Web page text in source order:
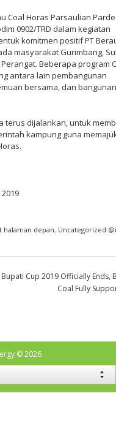
Coal Horas Parsaulian
0902/TRD dalam kegiatan
komitmen positif PT
masyarakat Gurimbang,
Beberapa program
antara lain pembangunan
bersama, dan bangunan
terus dijalankan, untuk
kampung guna
halaman depan, Uncategorized
Bupati Cup 2019 Officially Ends,
Coal Fully
© 2026